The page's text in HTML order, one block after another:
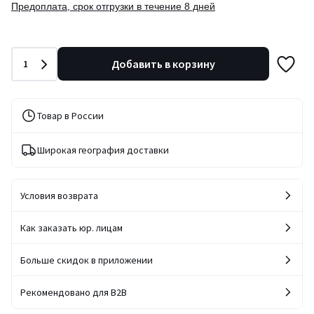
Предоплата, срок отгрузки в течение 8 дней
Количество
1 Добавить в корзину
Товар в России
Широкая география доставки
Условия возврата
Как заказать юр. лицам
Больше скидок в приложении
Рекомендовано для B2B